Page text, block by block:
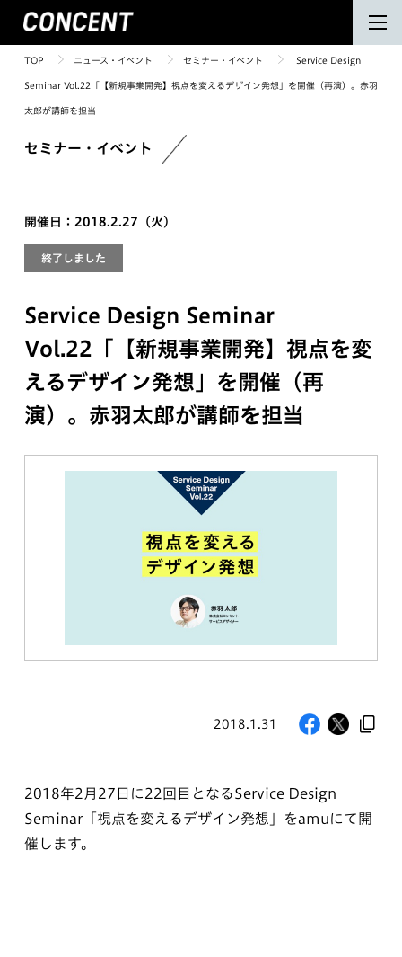
TOP ニュース・イベント セミナー・イベント Service Design
Seminar Vol.22「【新規事業開発】視点を変えるデザイン発想」を開催（再演）。赤羽
太郎が講師を担当
セミナー・イベント
開催日：2018.2.27（火）
終了しました
Service Design Seminar
Vol.22「【新規事業開発】視点を変
えるデザイン発想」を開催（再
演）。赤羽太郎が講師を担当
2018.1.31
2018年2月27日に22回目となるService Design
Seminar「視点を変えるデザイン発想」をamuにて開
催します。